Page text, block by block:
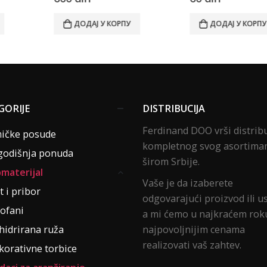
ДОДАЈ У КОРПУ ДОДАЈ У
posude
ponuda
i pribor
ruža
torbice
DISTRIBUCIJA
Ferdinand DOO vrši
kompletnog svog
širom Srbije.
Vaše je da izaberete
odgovarajući proizvod ili
a mi ćemo u najkraćem
najpovoljnijim cenama
realizovati vaš zahtev.